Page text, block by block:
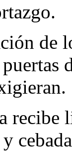
de
recibe